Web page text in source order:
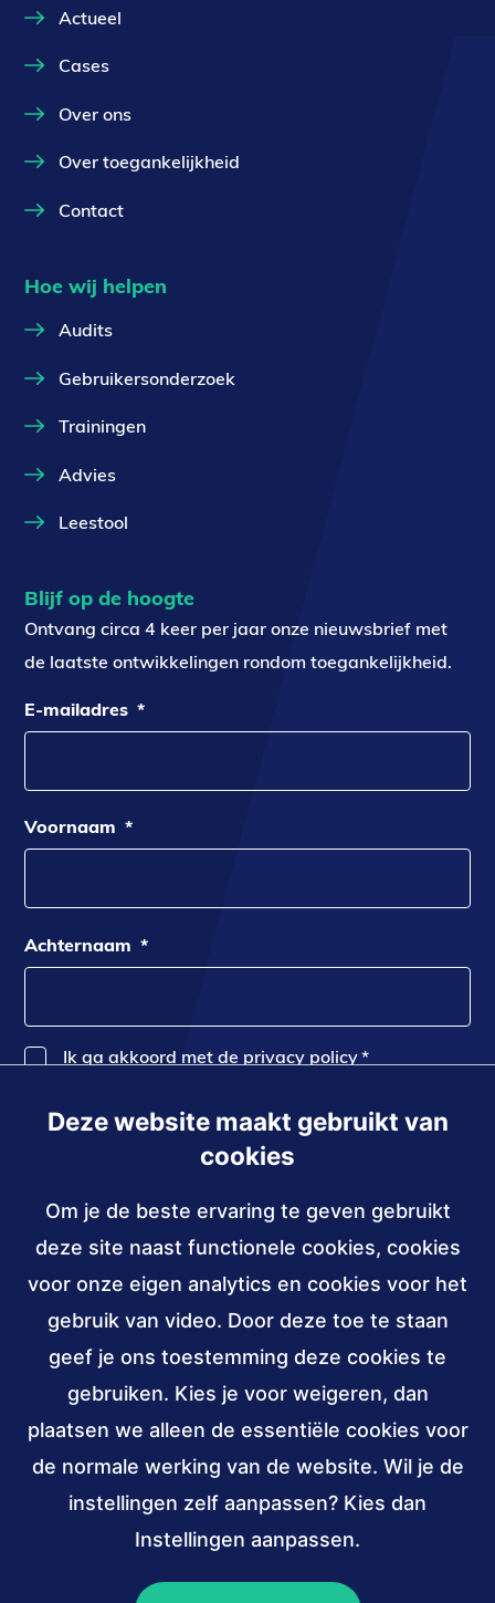
Deze website maakt gebruikt van
cookies
Om je de beste ervaring te geven gebruikt
deze site naast functionele cookies, cookies
voor onze eigen analytics en cookies voor het
gebruik van video. Door deze toe te staan
geef je ons toestemming deze cookies te
gebruiken. Kies je voor weigeren, dan
plaatsen we alleen de essentiële cookies voor
de normale werking van de website. Wil je de
instellingen zelf aanpassen? Kies dan
Instellingen aanpassen.
Actueel
Cases
Over ons
Over toegankelijkheid
Contact
Hoe wij helpen
Audits
Gebruikersonderzoek
Trainingen
Advies
Leestool
Blijf op de hoogte
Ontvang circa 4 keer per jaar onze nieuwsbrief met
de laatste ontwikkelingen rondom toegankelijkheid.
E-mailadres *
Voornaam *
Achternaam *
Ik ga akkoord met de privacy policy*
Inschrijven
Contact
030 - 239 82 70
info@accessibility.nl (verzendt
email)
Sociale
media
LinkedIn
van
Stichting
Accessibility
van
Stichting
Accessibility
(externe
Verbonden
ANBI,
public
institutions
W3C
membership